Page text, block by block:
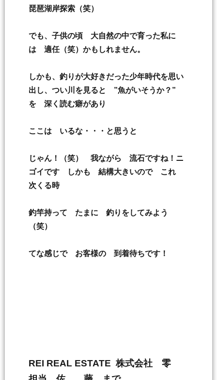
琵琶湖岸探索（笑）
でも、子供の頃 大自然の中で育った私に
は 適任（笑）かもしれません。
しかも、釣りが大好きだった少年時代を思い
出し、つい川を見ると ”魚がいそうか？”
を 深く読む癖があり
ここは いるな・・・と思うと
じゃん！（笑） 我ながら 流石ですね！ニ
ゴイです しかも 結構大きいので これ
次くる時
釣竿持って たまに 釣りをしてみよう
（笑）
てな感じで お客様の 到着待ちです！
REI REAL ESTATE 株式会社 零